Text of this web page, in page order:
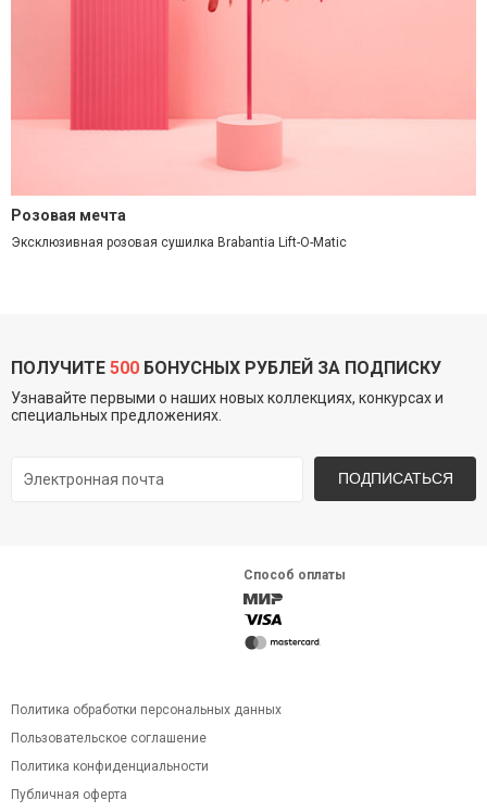
Розовая мечта
Эксклюзивная розовая сушилка Brabantia Lift-O-Matic
ПОЛУЧИТЕ 500 БОНУСНЫХ РУБЛЕЙ ЗА ПОДПИСКУ
Узнавайте первыми о наших новых коллекциях, конкурсах и
специальных предложениях.
ПОДПИСАТЬСЯ
Способ оплаты
Политика обработки персональных данных
Пользовательское соглашение
Политика конфиденциальности
Публичная оферта